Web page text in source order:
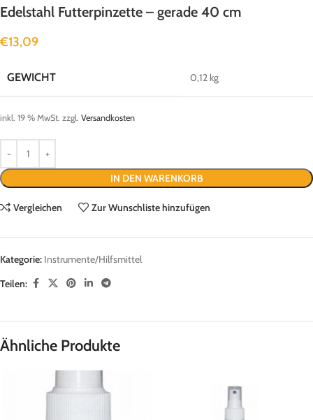
Edelstahl Futterpinzette – gerade 40 cm
€13,09
GEWICHT 0,12 kg
inkl. 19 % MwSt. zzgl. Versandkosten
IN DEN WARENKORB
Vergleichen Zur Wunschliste hinzufügen
Kategorie: Instrumente/Hilfsmittel
Teilen:
Ähnliche Produkte